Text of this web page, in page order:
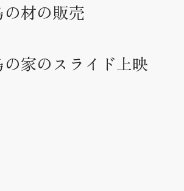
材の販売
家のスライド上映